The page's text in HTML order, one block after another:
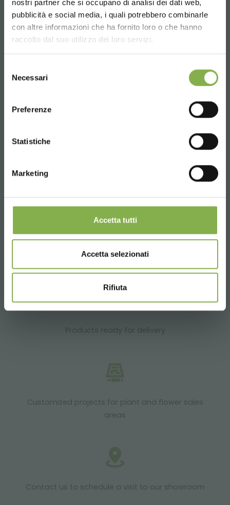
nostri partner che si occupano di analisi dei dati web,
pubblicità e social media, i quali potrebbero combinarle
con altre informazioni che ha fornito loro o che hanno
raccolto dal suo utilizzo dei loro servizi.
delNecessari
Preferenze
Statistiche
Marketing
Accetta tutti
Accetta selezionati
Rifiuta
Choose the country you are in and your
language for a better browsing experience
info@orlandelli.it
Over 40 years of experience
Products ready for delivery
Customized projects for plant and flower sales
areas
Contact us to schedule a visit to our showroom